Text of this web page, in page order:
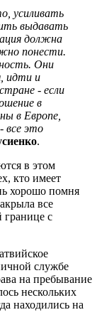
усиливать
выдавать
должна
понести.
Они
идти и
- если
в
в Европе,
все это
.
в этом
кто имеет
хорошо помня
все
с
службе
на пребывание
нескольких
находились на